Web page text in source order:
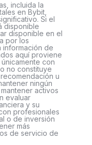
incluida la
en Bybit,
Si el
disponible
disponible en el
por los
información de
aquí proviene
con
no constituye
u
ningún
activos
evaluar
y su
profesionales
o de inversión
más
de servicio de